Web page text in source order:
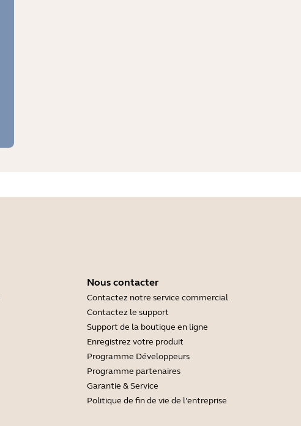
Nous contacter
Contactez notre service commercial
Contactez le support
Support de la boutique en ligne
Enregistrez votre produit
Programme Développeurs
Programme partenaires
Garantie & Service
Politique de fin de vie de l'entreprise